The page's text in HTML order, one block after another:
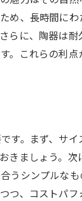
ョン
浴槽
力
ザイン
、長時間にわ
らに、陶器は
。これらの利
す。まず、サ
きましょう。
うシンプルな
つ、コストパ